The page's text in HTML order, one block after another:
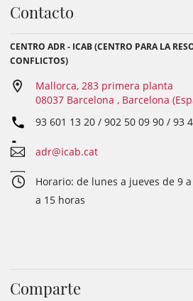
Contacto
CENTRO ADR - ICAB (CENTRO PARA LA
CONFLICTOS)
Mallorca, 283 primera planta
08037 Barcelona , Barcelona
93 601 13 20 / 902 50 09 90 / 93
adr@icab.cat
Horario: de lunes a jueves de 9
a 15 horas
Comparte